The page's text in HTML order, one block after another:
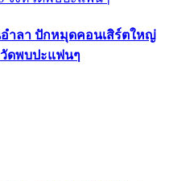
ำลา ปักหมุดคอนเสิร์ตใหญ่
วัดพบปะแฟนๆ